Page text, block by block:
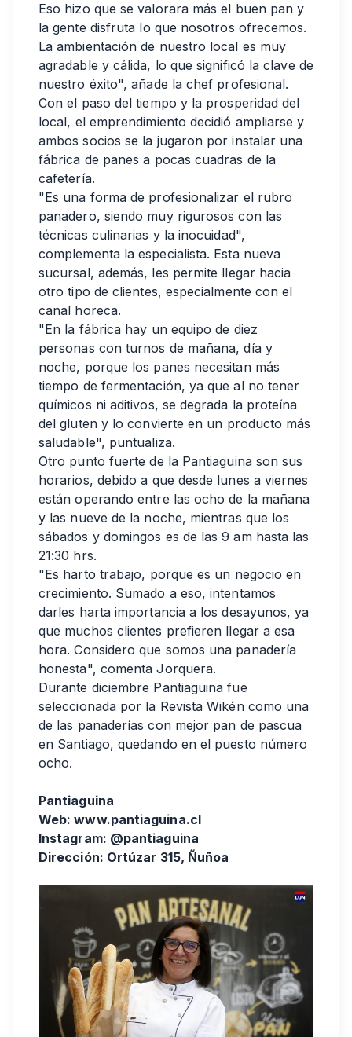
Eso hizo que se valorara más el buen pan y
la gente disfruta lo que nosotros ofrecemos.
La ambientación de nuestro local es muy
agradable y cálida, lo que significó la clave de
nuestro éxito", añade la chef profesional.
Con el paso del tiempo y la prosperidad del
local, el emprendimiento decidió ampliarse y
ambos socios se la jugaron por instalar una
fábrica de panes a pocas cuadras de la
cafetería.
"Es una forma de profesionalizar el rubro
panadero, siendo muy rigurosos con las
técnicas culinarias y la inocuidad",
complementa la especialista. Esta nueva
sucursal, además, les permite llegar hacia
otro tipo de clientes, especialmente con el
canal horeca.
"En la fábrica hay un equipo de diez
personas con turnos de mañana, día y
noche, porque los panes necesitan más
tiempo de fermentación, ya que al no tener
químicos ni aditivos, se degrada la proteína
del gluten y lo convierte en un producto más
saludable", puntualiza.
Otro punto fuerte de la Pantiaguina son sus
horarios, debido a que desde lunes a viernes
están operando entre las ocho de la mañana
y las nueve de la noche, mientras que los
sábados y domingos es de las 9 am hasta las
21:30 hrs.
"Es harto trabajo, porque es un negocio en
crecimiento. Sumado a eso, intentamos
darles harta importancia a los desayunos, ya
que muchos clientes prefieren llegar a esa
hora. Considero que somos una panadería
honesta", comenta Jorquera.
Durante diciembre Pantiaguina fue
seleccionada por la Revista Wikén como una
de las panaderías con mejor pan de pascua
en Santiago, quedando en el puesto número
ocho.
Pantiaguina
Web: www.pantiaguina.cl
Instagram: @pantiaguina
Dirección: Ortúzar 315, Ñuñoa